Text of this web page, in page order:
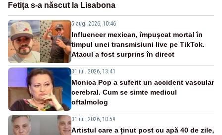
Fetița s-a născut la Lisabona
5 aug. 2026, 10:46
Influencer mexican, împușcat mortal în
timpul unei transmisiuni live pe TikTok.
Atacul a fost surprins în direct
31 iul. 2026, 13:41
Monica Pop a suferit un accident vascular
cerebral. Cum se simte medicul
oftalmolog
31 iul. 2026, 10:59
Artistul care a ținut post cu apă 40 de zile,